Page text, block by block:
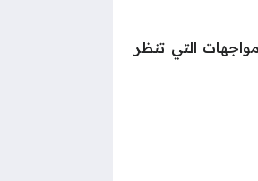
في ظل وجود الكثير من المواجهات التي تنظر